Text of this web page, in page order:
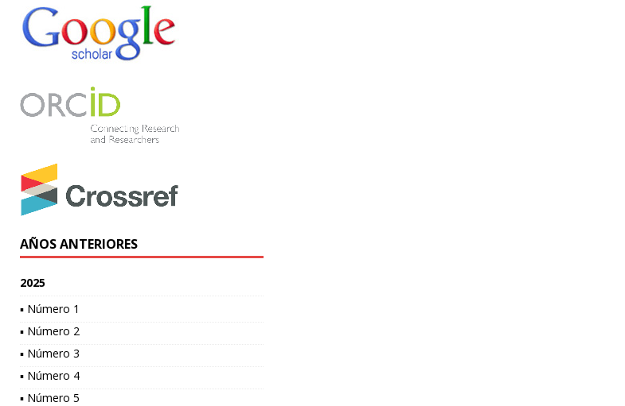
AÑOS ANTERIORES
2025
▪ Número 1
▪ Número 2
▪ Número 3
▪ Número 4
▪ Número 5